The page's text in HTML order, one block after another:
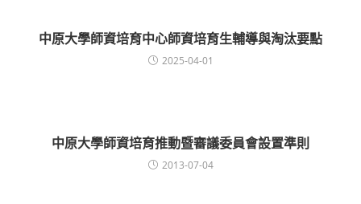
中原大學師資培育中心師資培育生輔導與淘汰要點
2025-04-01
中原大學師資培育推動暨審議委員會設置準則
2013-07-04